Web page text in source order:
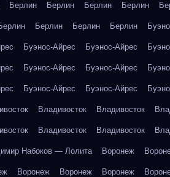
Берлин Берлин Берлин Берлин
Берлин Берлин Берлин
Буэнос-Айрес Буэнос-Айрес
Буэнос-Айрес Буэнос-Айрес
Буэнос-Айрес Буэнос-Айрес
Владивосток Владивосток
Владивосток Владивосток
Набоков — Лолита Воронеж
Воронеж Воронеж Воронеж